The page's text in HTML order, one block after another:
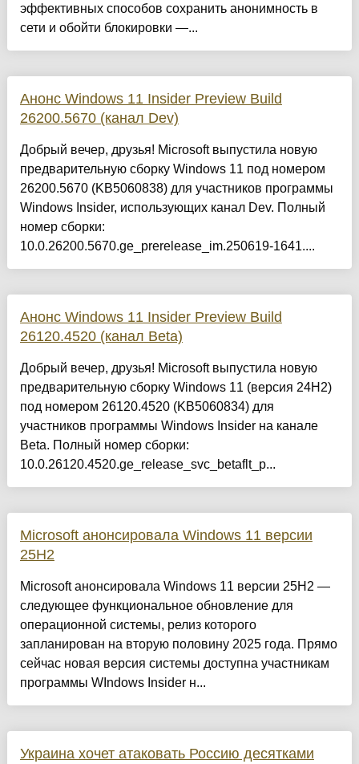
эффективных способов сохранить анонимность в
сети и обойти блокировки —...
Анонс Windows 11 Insider Preview Build
26200.5670 (канал Dev)
Добрый вечер, друзья! Microsoft выпустила новую
предварительную сборку Windows 11 под номером
26200.5670 (KB5060838) для участников программы
Windows Insider, использующих канал Dev. Полный
номер сборки:
10.0.26200.5670.ge_prerelease_im.250619-1641....
Анонс Windows 11 Insider Preview Build
26120.4520 (канал Beta)
Добрый вечер, друзья! Microsoft выпустила новую
предварительную сборку Windows 11 (версия 24H2)
под номером 26120.4520 (KB5060834) для
участников программы Windows Insider на канале
Beta. Полный номер сборки:
10.0.26120.4520.ge_release_svc_betaflt_p...
Microsoft анонсировала Windows 11 версии
25H2
Microsoft анонсировала Windows 11 версии 25H2 —
следующее функциональное обновление для
операционной системы, релиз которого
запланирован на вторую половину 2025 года. Прямо
сейчас новая версия системы доступна участникам
программы WIndows Insider н...
Украина хочет атаковать Россию десятками